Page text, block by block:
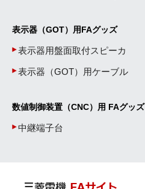
表示器（GOT）用FAグッズ
表示器用盤面取付スピーカ
表示器（GOT）用ケーブル
数値制御装置（CNC）用 FAグッズ
中継端子台